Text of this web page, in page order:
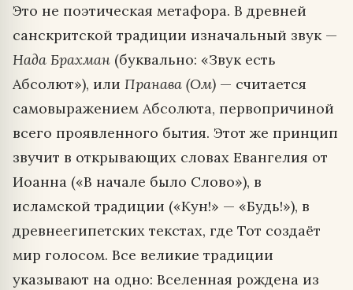
Это не поэтическая метафора. В древней
санскритской традиции изначальный звук —
Нада Брахман (буквально: «Звук есть
Абсолют»), или Пранава (Ом) — считается
самовыражением Абсолюта, первопричиной
всего проявленного бытия. Этот же принцип
звучит в открывающих словах Евангелия от
Иоанна («В начале было Слово»), в
исламской традиции («Кун!» — «Будь!»), в
древнеегипетских текстах, где Тот создаёт
мир голосом. Все великие традиции
указывают на одно: Вселенная рождена из